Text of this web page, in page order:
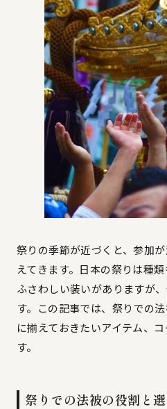
祭りの季節が近づくと、参加
えてきます。日本の祭りは種
ふさわしい装いがありますが
す。この記事では、祭りでの
に揃えておきたいアイテム、
す。
祭りでの法被の役割と